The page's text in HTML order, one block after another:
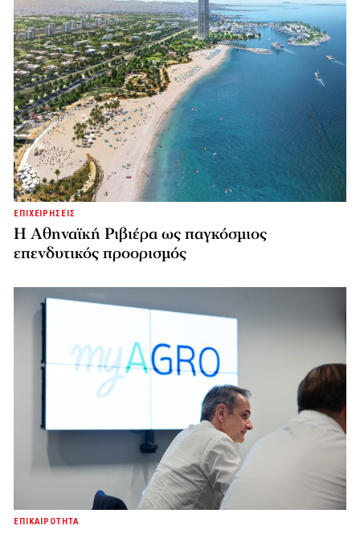
ΕΠΙΧΕΙΡΗΣΕΙΣ
Η Αθηναϊκή Ριβιέρα ως παγκόσμιος
επενδυτικός προορισμός
ΕΠΙΚΑΙΡΟΤΗΤΑ